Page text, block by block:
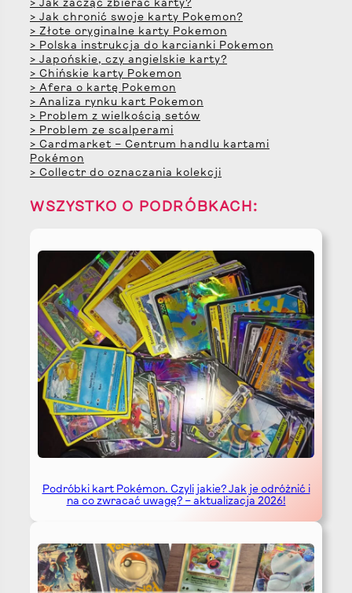
> Jak zacząć zbierać karty?
> Jak chronić swoje karty Pokemon?
> Złote oryginalne karty Pokemon
> Polska instrukcja do karcianki Pokemon
> Japońskie, czy angielskie karty?
> Chińskie karty Pokemon
> Afera o kartę Pokemon
> Analiza rynku kart Pokemon
> Problem z wielkością setów
> Problem ze scalperami
> Cardmarket – Centrum handlu kartami
Pokémon
> Collectr do oznaczania kolekcji
WSZYSTKO O PODRÓBKACH:
Podróbki kart Pokémon. Czyli jakie? Jak je odróżnić i
na co zwracać uwagę? – aktualizacja 2026!